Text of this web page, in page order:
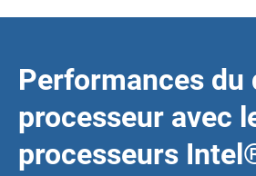
Performances du
processeur avec
processeurs